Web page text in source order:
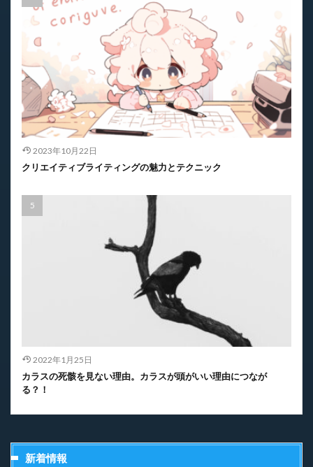
2023年10月22日
クリエイティブライティングの魅力とテクニック
2022年1月25日
カラスの死骸を見ない理由。カラスが頭がいい理由につなが
る？！
新着情報